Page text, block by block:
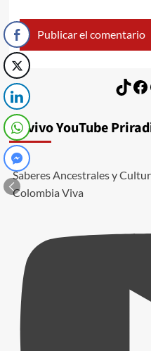
En vivo YouTube
Saberes Ancestrales y
Colombia Viva